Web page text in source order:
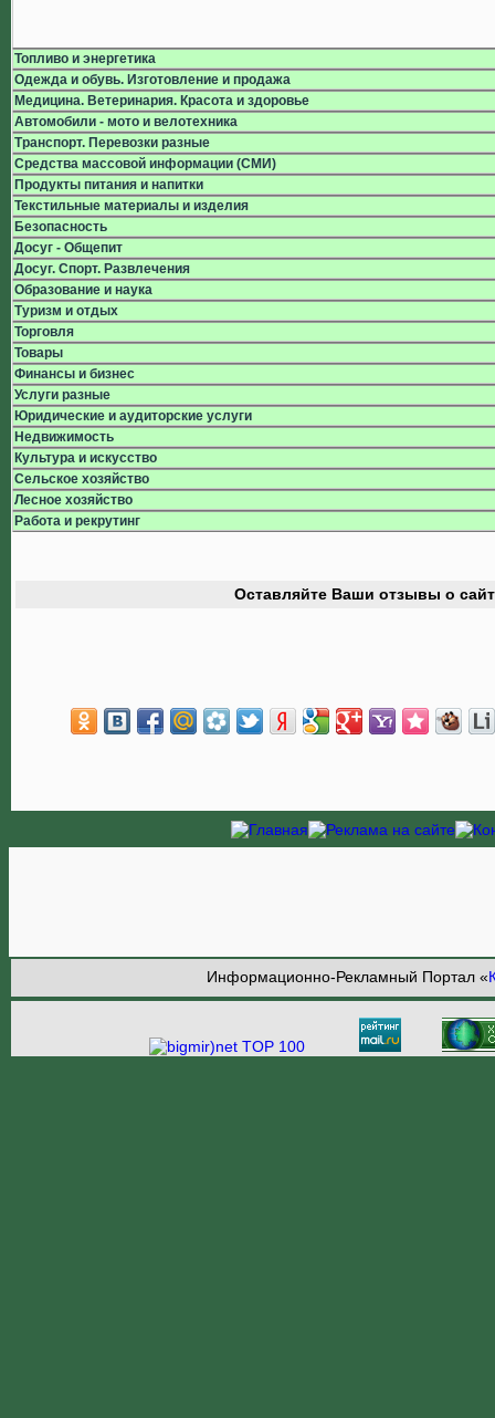
Топливо и энергетика
Одежда и обувь. Изготовление и продажа
Медицина. Ветеринария. Красота и здоровье
Автомобили - мото и велотехника
Транспорт. Перевозки разные
Средства массовой информации (СМИ)
Продукты питания и напитки
Текстильные материалы и изделия
Безопасность
Досуг - Общепит
Досуг. Спорт. Развлечения
Образование и наука
Туризм и отдых
Торговля
Товары
Финансы и бизнес
Услуги разные
Юридические и аудиторские услуги
Недвижимость
Культура и искусство
Сельское хозяйство
Лесное хозяйство
Работа и рекрутинг
Оставляйте Ваши отзывы о
Информационно-Рекламный Портал «